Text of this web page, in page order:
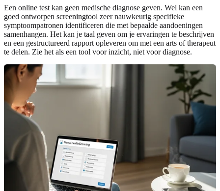
Een online test kan geen medische diagnose geven. Wel kan een
goed ontworpen screeningtool zeer nauwkeurig specifieke
symptoompatronen identificeren die met bepaalde aandoeningen
samenhangen. Het kan je taal geven om je ervaringen te beschrijven
en een gestructureerd rapport opleveren om met een arts of therapeut
te delen. Zie het als een tool voor inzicht, niet voor diagnose.